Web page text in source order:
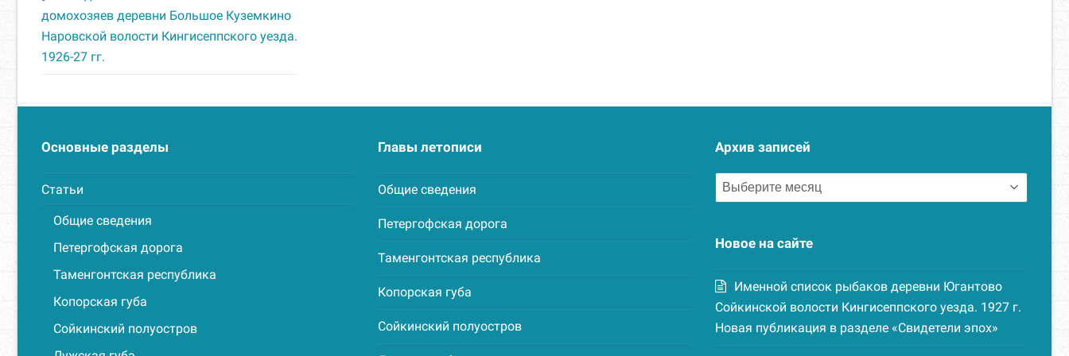
домохозяев деревни Большое Куземкино
Наровской волости Кингисеппского уезда.
1926-27 гг.
Основные разделы
Статьи
Общие сведения
Петергофская дорога
Таменгонтская республика
Копорская губа
Сойкинский полуостров
Главы летописи
Общие сведения
Петергофская дорога
Таменгонтская республика
Копорская губа
Сойкинский полуостров
Архив записей
Архив
записей
Новое на сайте
Именной список рыбаков деревни Югантово
Сойкинской волости Кингисеппского уезда. 1927 г.
Новая публикация в разделе «Свидетели эпох»